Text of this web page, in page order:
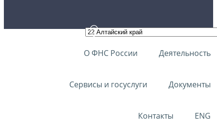
О ФНС России Деятельность
Сервисы и госуслуги Документы
Контакты ENG